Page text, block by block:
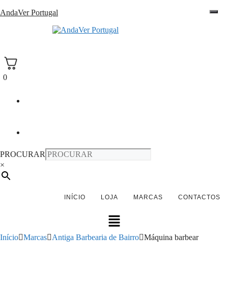
Saltar
AndaVer Portugal
0
PROCURAR
×
INÍCIO LOJA MARCAS CONTACTOS
Menu
Início Marcas Antiga Barbearia de Bairro Máquina barbear